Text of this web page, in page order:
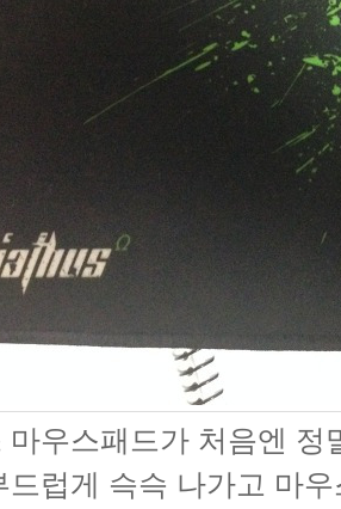
마우스패드가 처음엔
드럽게 슥슥 나가고 마